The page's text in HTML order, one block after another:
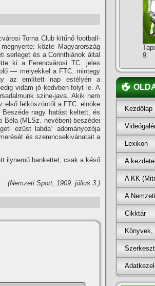
Torna Club kitűnő football-
közte Magyarország
serleget és a Corinthiánok által
ki a Ferencvárosi TC. jeles
— melyekkel a FTC. mintegy
az emlí­tett nap estélyén a
vidám jó kedvben folyt le. A
szine-java. Akik nem
első felköszöntőt a FTC. elnöke
nagy hatást keltett, és
Béla (MLSz. nevében) beszédei
ezüst labda“ adományozója
és szerencsekivánatait a
ilynemű bankettet, csak a késő
(Nemzeti Sport, 1909. július 3.)
9.
Kezdőlap
Lexikon
A
A KK
A
Cikktár